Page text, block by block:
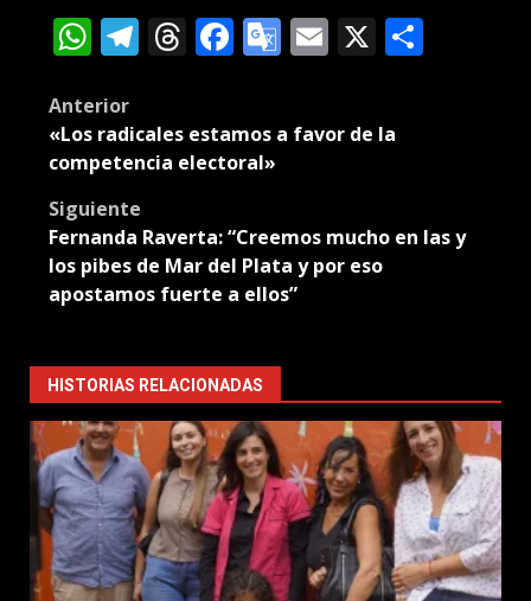
WhatsApp
Telegram
Threads
Facebook
Google
Email
X
Post
navigation
Anterior
«Los radicales estamos a favor de la
competencia electoral»
Siguiente
Fernanda Raverta: “Creemos mucho en las y
los pibes de Mar del Plata y por eso
apostamos fuerte a ellos”
HISTORIAS RELACIONADAS